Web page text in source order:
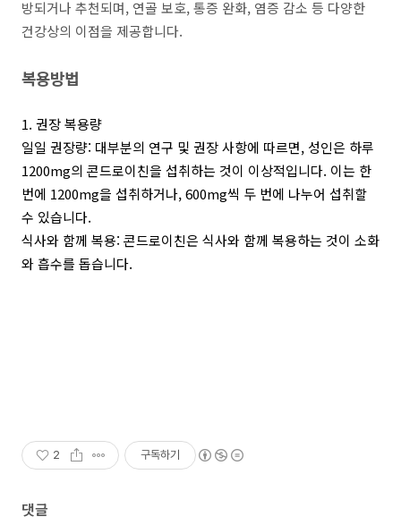
방되거나 추천되며, 연골 보호, 통증 완화, 염증 감소 등 다양한
건강상의 이점을 제공합니다.
복용방법
1. 권장 복용량
일일 권장량: 대부분의 연구 및 권장 사항에 따르면, 성인은 하루
1200mg의 콘드로이친을 섭취하는 것이 이상적입니다. 이는 한
번에 1200mg을 섭취하거나, 600mg씩 두 번에 나누어 섭취할
수 있습니다.
식사와 함께 복용: 콘드로이친은 식사와 함께 복용하는 것이 소화
와 흡수를 돕습니다.
2 구독하기
댓글